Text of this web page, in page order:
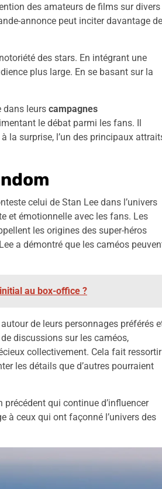
des amateurs de films sur divers
annonce peut inciter davantage de
des stars. En intégrant une
plus large. En se basant sur la
dans leurs campagnes
le débat parmi les fans. Il
la surprise, l’un des principaux
celui de Stan Lee dans l’univers
et émotionnelle avec les fans. Les
les origines des super-héros
a démontré que les caméos
au box-office ?
de leurs personnages préférés
discussions sur les caméos,
collectivement. Cela fait ressortir
les détails que d’autres pourraient
qui continue d’influencer
à ceux qui ont façonné l’univers des